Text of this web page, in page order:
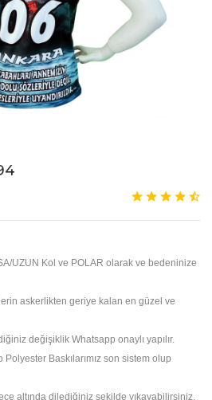
UZUN Kol ve POLAR olarak ve bedeninize
askerlikten geriye kalan en güzel ve
değişiklik Whatsapp onaylı yapılır.
Baskılarımız son sistem olup
altında dilediğiniz şekilde yıkayabilirsiniz.